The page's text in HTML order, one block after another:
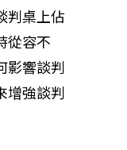
判桌上佔
從容不
影響談判
增強談判